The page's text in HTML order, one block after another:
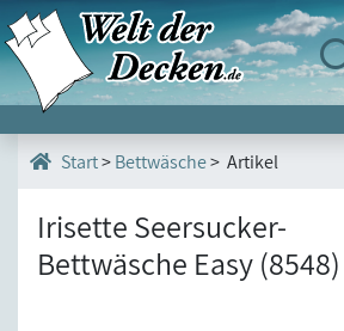
Start>Bettwäsche> Artikel
Irisette Seersucker-
Bettwäsche Easy (8548)